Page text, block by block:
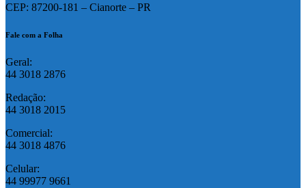
CEP: 87200-181 – Cianorte – PR
Fale com a Folha
Geral:
44 3018 2876
Redação:
44 3018 2015
Comercial:
44 3018 4876
Celular:
44 99977 9661